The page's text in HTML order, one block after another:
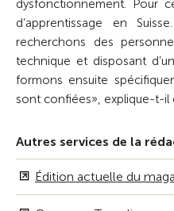
dysfonctionnement. Pour
d’apprentissage en
recherchons des
technique et disposant
formons ensuite
sont confiées», explique-t-il
Autres services de la
Édition actuelle du